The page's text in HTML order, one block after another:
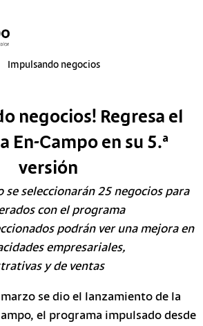
negocios! Regresa el
En-Campo en su 5.ª
versión
se seleccionarán 25 negocios para
con el programa
podrán ver una mejora en
empresariales,
y de ventas
se dio el lanzamiento de la
el programa impulsado desde